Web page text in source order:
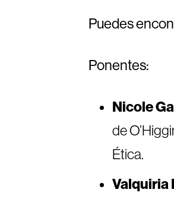
Puedes
Ponentes:
Nicole
de
Ética.
Valquiria